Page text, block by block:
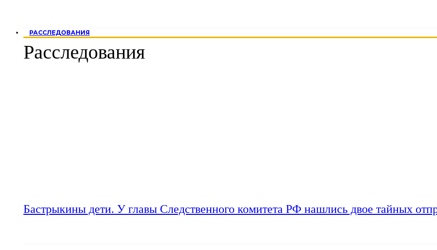
РАССЛЕДОВАНИЯ
Расследования
Бастрыкины дети. У главы Следственного комитета РФ нашлись двое тайных